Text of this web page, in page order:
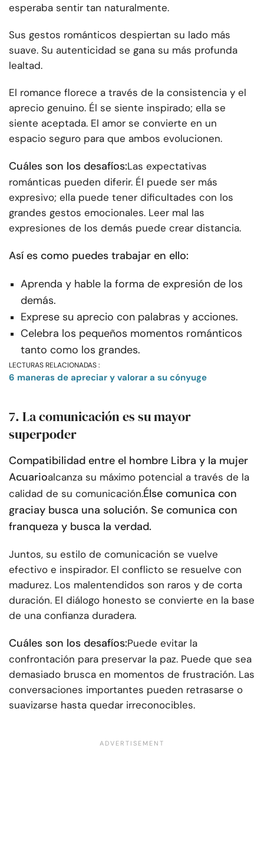
esperaba sentir tan naturalmente.
Sus gestos románticos despiertan su lado más
suave. Su autenticidad se gana su más profunda
lealtad.
El romance florece a través de la consistencia y el
aprecio genuino. Él se siente inspirado; ella se
siente aceptada. El amor se convierte en un
espacio seguro para que ambos evolucionen.
Cuáles son los desafíos:Las expectativas
románticas pueden diferir. Él puede ser más
expresivo; ella puede tener dificultades con los
grandes gestos emocionales. Leer mal las
expresiones de los demás puede crear distancia.
Así es como puedes trabajar en ello:
Aprenda y hable la forma de expresión de los
demás.
Exprese su aprecio con palabras y acciones.
Celebra los pequeños momentos románticos
tanto como los grandes.
LECTURAS RELACIONADAS :
6 maneras de apreciar y valorar a su cónyuge
7. La comunicación es su mayor
superpoder
Compatibilidad entre el hombre Libra y la mujer
Acuarioalcanza su máximo potencial a través de la
calidad de su comunicación.Élse comunica con
graciay busca una solución. Se comunica con
franqueza y busca la verdad.
Juntos, su estilo de comunicación se vuelve
efectivo e inspirador. El conflicto se resuelve con
madurez. Los malentendidos son raros y de corta
duración. El diálogo honesto se convierte en la base
de una confianza duradera.
Cuáles son los desafíos:Puede evitar la
confrontación para preservar la paz. Puede que sea
demasiado brusca en momentos de frustración. Las
conversaciones importantes pueden retrasarse o
suavizarse hasta quedar irreconocibles.